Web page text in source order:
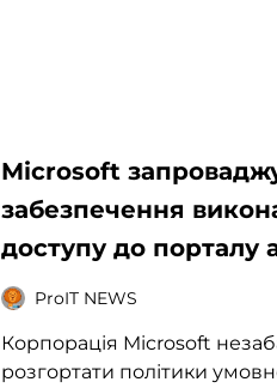
Microsoft
забезпечення
доступу до порталу
ProIT NEWS
Корпорація Microsoft
розгортати політики